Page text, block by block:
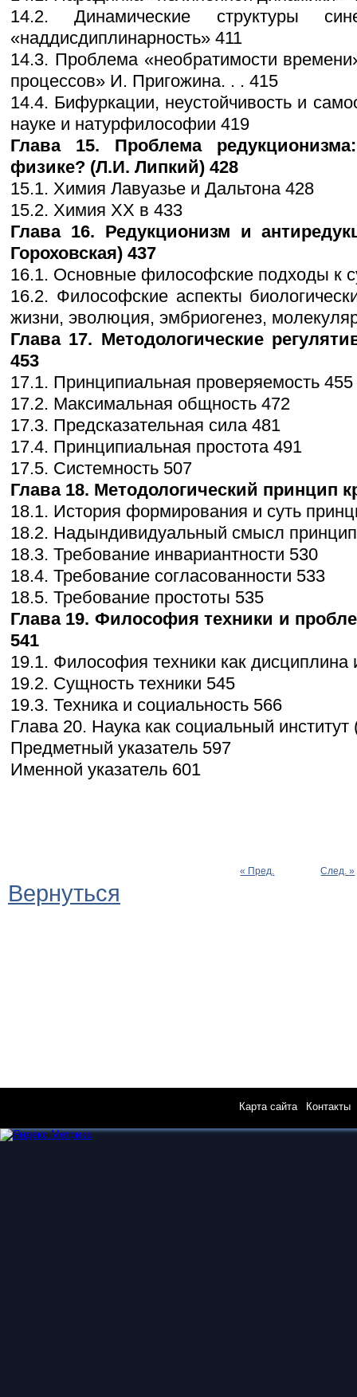
14.2. Динамические структуры
«наддисдиплинарность» 411
14.3. Проблема «необратимости
процессов» И. Пригожина. . . 415
14.4. Бифуркации, неустойчивость и
науке и натурфилософии 419
Глава 15. Проблема
физике? (Л.И. Липкий) 428
15.1. Химия Лавуазье и Дальтона 428
15.2. Химия XX в 433
Глава 16. Редукционизм и
Гороховская) 437
16.1. Основные философские подходы к
16.2. Философские аспекты
жизни, эволюция, эмбриогенез,
Глава 17. Методологические
453
17.1. Принципиальная проверяемость 455
17.2. Максимальная общность 472
17.3. Предсказательная сила 481
17.4. Принципиальная простота 491
17.5. Системность 507
Глава 18. Методологический принцип
18.1. История формирования и суть
18.2. Надындивидуальный смысл
18.3. Требование инвариантности 530
18.4. Требование согласованности 533
18.5. Требование простоты 535
Глава 19. Философия техники и
541
19.1. Философия техники как дисциплина
19.2. Сущность техники 545
19.3. Техника и социальность 566
Глава 20. Наука как социальный
Предметный указатель 597
Именной указатель 601
« Пред. След. »
Вернуться
Карта сайта| Контакты